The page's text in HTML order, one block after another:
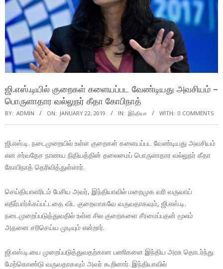
ஜி.எஸ்.டியில் குறைகள் களையப்பட வேண்டியது அவசியம் –
பொருளாதார வல்லுநர் கீதா கோபிநாத்
BY: ADMIN ON: JANUARY 22, 2019 IN: இந்தியா WITH: 0 COMMENTS
ஜி.எஸ்.டி. நடைமுறையில் உள்ள குறைகள் களையப்பட வேண்டியது அவசியம்
என சர்வதேச நாணய நிதியத்தின் தலைமைப் பொருளாதார வல்லுநர் கீதா
கோபிநாத் தெரிவித்துள்ளார்.
செய்தியாளரிடம் பேசிய அவர், இந்தியாவில் மறைமுக வரி வருவாய்
எதிர்பார்க்கப்பட்டதை விட குறைவாகவே வருவதாகவும், ஜி.எஸ்.டி.
நடைமுறைப்படுத்துவதில் உள்ள சில குறைகளை சீரமைப்பதன் மூலம்
அதனை சரிசெய்ய முடியும் என்றார்.
ஜி.எஸ்.டி.யை முறைப்படுத்துவதற்கான பணிகளை இந்திய அரசு தொடர்ந்து
மேற்கொண்டு வருவதாகவும் அவர் கூறினார். இந்தியாவில்